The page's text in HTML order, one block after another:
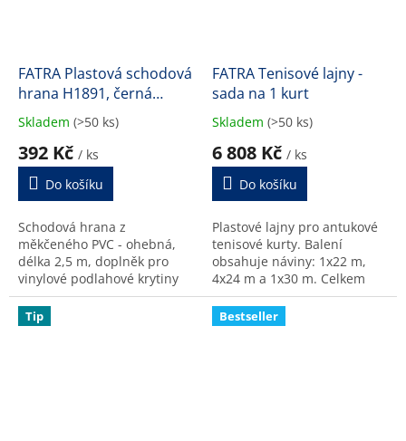
FATRA Plastová schodová
hrana H1891, černá
barva 600
Průměrné
produktu
5,0
5
hvězdiček.
Skladem (>50 ks)
392 Kč / ks
Do košíku
Schodová hrana z
měkčeného PVC - ohebná,
délka 2,5 m, doplněk pro
vinylové podlahové krytiny
(LINO FATRA).
FATRA Tenisové lajny -
sada na 1 kurt
Průměrné
produktu
5,0
5
hvězdiček.
Skladem (>50 ks)
6 808 Kč / ks
Do košíku
Plastové lajny pro antukové
tenisové kurty. Balení
obsahuje náviny: 1x22 m,
4x24 m a 1x30 m. Celkem
148 m. Neobsahuje kotvící
systém, ten je nutné přidat
do košíku samostatně...
Tip Bestseller